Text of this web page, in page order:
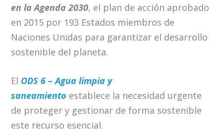
en la Agenda 2030, el plan de acción aprobado
en 2015 por 193 Estados miembros de
Naciones Unidas para garantizar el desarrollo
sostenible del planeta.
El ODS 6 – Agua limpia y
saneamiento establece la necesidad urgente
de proteger y gestionar de forma sostenible
este recurso esencial.